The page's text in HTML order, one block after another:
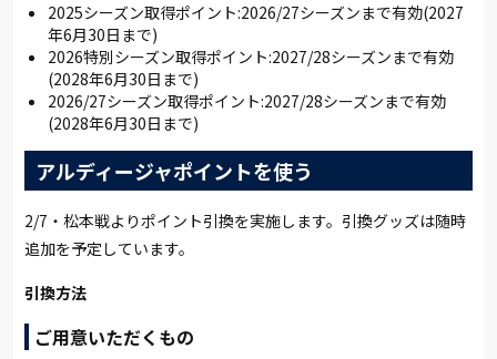
2025シーズン取得ポイント:2026/27シーズンまで有効(2027
年6月30日まで)
2026特別シーズン取得ポイント:2027/28シーズンまで有効
(2028年6月30日まで)
2026/27シーズン取得ポイント:2027/28シーズンまで有効
(2028年6月30日まで)
アルディージャポイントを使う
2/7・松本戦よりポイント引換を実施します。引換グッズは随時
追加を予定しています。
引換方法
ご用意いただくもの